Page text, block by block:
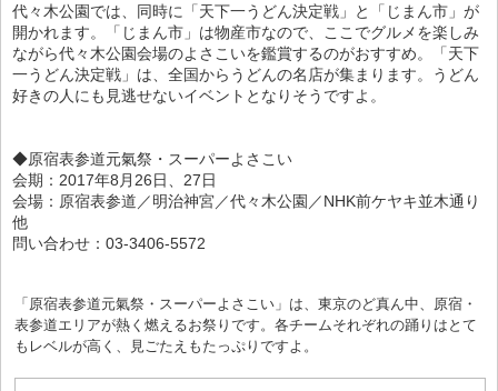
代々木公園では、同時に「天下一うどん決定戦」と「じまん市」が
開かれます。「じまん市」は物産市なので、ここでグルメを楽しみ
ながら代々木公園会場のよさこいを鑑賞するのがおすすめ。「天下
一うどん決定戦」は、全国からうどんの名店が集まります。うどん
好きの人にも見逃せないイベントとなりそうですよ。
◆原宿表参道元氣祭・スーパーよさこい
会期：2017年8月26日、27日
会場：原宿表参道／明治神宮／代々木公園／NHK前ケヤキ並木通り
他
問い合わせ：03-3406-5572
「原宿表参道元氣祭・スーパーよさこい」は、東京のど真ん中、原宿・
表参道エリアが熱く燃えるお祭りです。各チームそれぞれの踊りはとて
もレベルが高く、見ごたえもたっぷりですよ。